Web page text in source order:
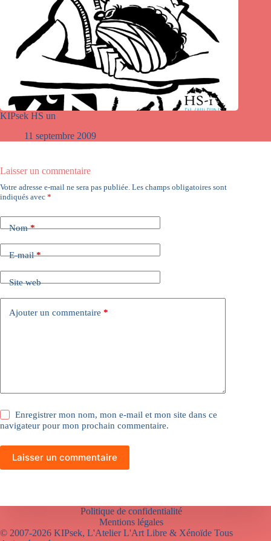
KIPsek HS un
11 septembre 2009
Laisser un commentaire
Votre adresse e-mail ne sera pas publiée. Les champs obligatoires sont
indiqués avec *
Nom*
E-mail*
Site web
Ajouter un commentaire *
Enregistrer mon nom, mon e-mail et mon site dans ce
navigateur pour mon prochain commentaire.
Laisser un commentaire
Politique de confidentialité
Mentions légales
© 2007-2026 KIPsek, L'Atelier L'Art Libre & Xénoïde Tous